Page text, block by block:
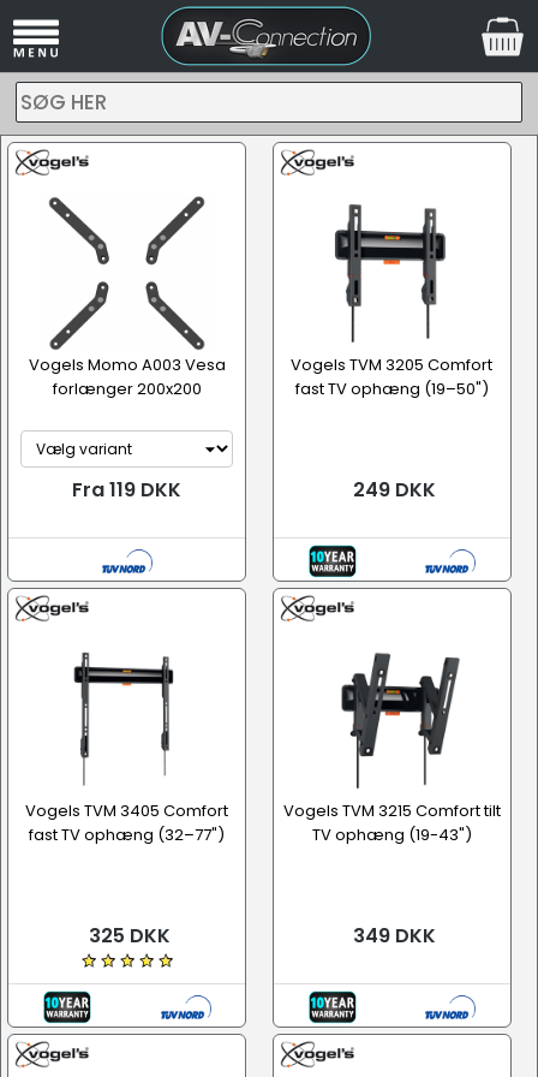
SØG HER
Vogels Momo A003 Vesa
forlænger 200x200
Fra 119 DKK
Vogels TVM 3205 Comfort
fast TV ophæng (19–50")
249 DKK
Vogels TVM 3405 Comfort
fast TV ophæng (32–77")
325 DKK
Vogels TVM 3215 Comfort tilt
TV ophæng (19-43")
349 DKK